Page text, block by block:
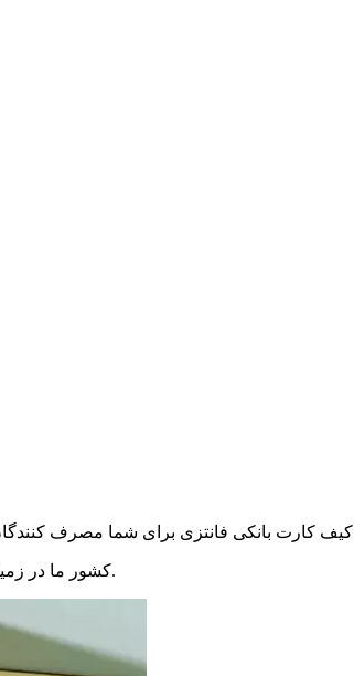
کشور ما در زمینه تولید این نمونه از کیف مخصوص کارت‌های بانکی با کیفیت و عالی فعالیت داشته است.